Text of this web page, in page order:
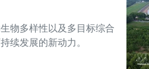
物多样性以及多目标综合
续发展的新动力。